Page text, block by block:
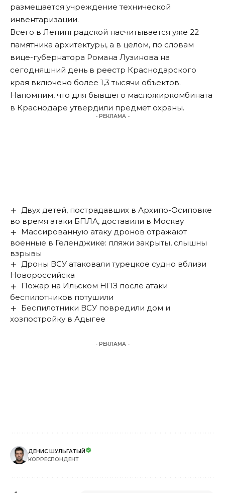
размещается учреждение технической
инвентаризации.
Всего в Ленинградской насчитывается уже 22
памятника архитектуры, а в целом, по словам
вице-губернатора Романа Лузинова на
сегодняшний день в реестр Краснодарского
края включено более 1,3 тысячи объектов.
Напомним, что для бывшего масложиркомбината
в Краснодаре утвердили предмет охраны.
- РЕКЛАМА -
Двух детей, пострадавших в Архипо-Осиповке
во время атаки БПЛА, доставили в Москву
Массированную атаку дронов отражают
военные в Геленджике: пляжи закрыты, слышны
взрывы
Дроны ВСУ атаковали турецкое судно вблизи
Новороссийска
Пожар на Ильском НПЗ после атаки
беспилотников потушили
Беспилотники ВСУ повредили дом и
хозпостройку в Адыгее
- РЕКЛАМА -
ДЕНИС ШУЛЬГАТЫЙ
КОРРЕСПОНДЕНТ